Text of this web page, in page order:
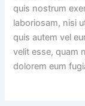
quis nostrum
laboriosam, nisi
quis autem vel
velit esse, quam
dolorem eum